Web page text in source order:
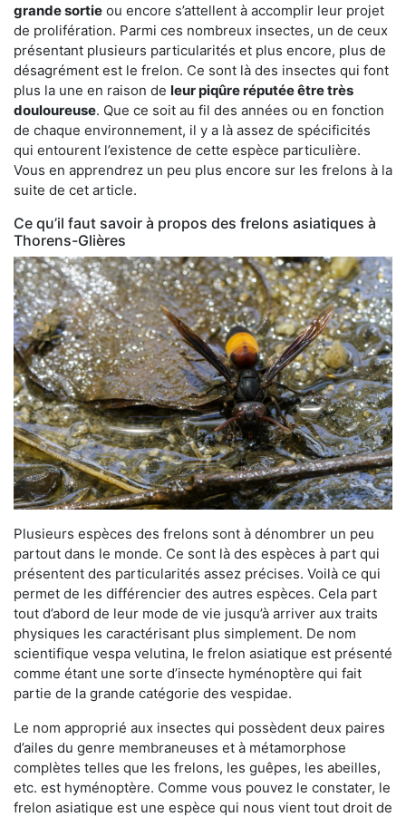
grande sortie ou encore s’attellent à accomplir leur projet
de prolifération. Parmi ces nombreux insectes, un de ceux
présentant plusieurs particularités et plus encore, plus de
désagrément est le frelon. Ce sont là des insectes qui font
plus la une en raison de leur piqûre réputée être très
douloureuse. Que ce soit au fil des années ou en fonction
de chaque environnement, il y a là assez de spécificités
qui entourent l’existence de cette espèce particulière.
Vous en apprendrez un peu plus encore sur les frelons à la
suite de cet article.
Ce qu’il faut savoir à propos des frelons asiatiques à
Thorens-Glières
Plusieurs espèces des frelons sont à dénombrer un peu
partout dans le monde. Ce sont là des espèces à part qui
présentent des particularités assez précises. Voilà ce qui
permet de les différencier des autres espèces. Cela part
tout d’abord de leur mode de vie jusqu’à arriver aux traits
physiques les caractérisant plus simplement. De nom
scientifique vespa velutina, le frelon asiatique est présenté
comme étant une sorte d’insecte hyménoptère qui fait
partie de la grande catégorie des vespidae.
Le nom approprié aux insectes qui possèdent deux paires
d’ailes du genre membraneuses et à métamorphose
complètes telles que les frelons, les guêpes, les abeilles,
etc. est hyménoptère. Comme vous pouvez le constater, le
frelon asiatique est une espèce qui nous vient tout droit de